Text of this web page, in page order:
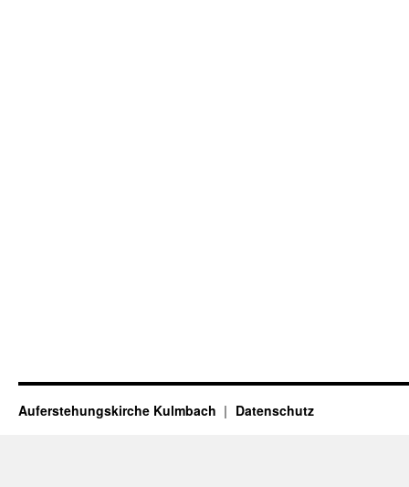
Auferstehungskirche Kulmbach Datenschutz